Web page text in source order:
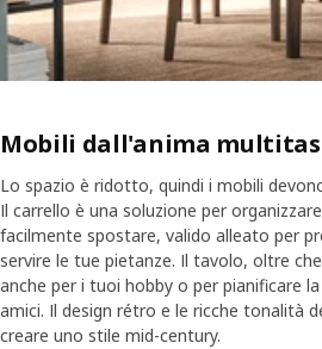
Mobili dall'anima
Lo spazio è ridotto, quindi i mobili
Il carrello è una soluzione per
facilmente spostare, valido alleato per
servire le tue pietanze. Il tavolo, oltre
anche per i tuoi hobby o per pianificare
amici. Il design rétro e le ricche tonalità
creare uno stile mid-century.